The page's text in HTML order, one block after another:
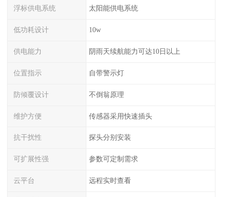
浮标供电系统 太阳能供电系统
低功耗设计 10w
供电能力 阴雨天续航能力可达10日以上
位置指示 自带警示灯
防倾覆设计 不倒翁原理
维护方便 传感器采用快速插头
抗干扰性 探头分别安装
可扩展性强 参数可定制需求
云平台 远程实时查看